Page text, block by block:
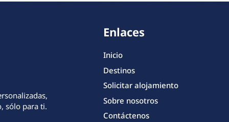
sólo para ti.
Enlaces
Inicio
Destinos
Solicitar alojamiento
Sobre nosotros
Contáctenos